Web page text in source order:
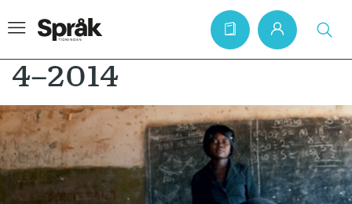
Hem
Artiklar
Krönikor
4–2014